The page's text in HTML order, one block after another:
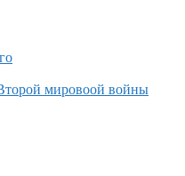
мировоой войны